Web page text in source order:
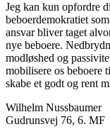
Jeg kan kun opfordre
beboerdemokratiet
ansvar bliver taget
nye beboere.
modløshed og
mobilisere os beboere
skabe et godt og rent
Wilhelm Nussbaumer
Gudrunsvej 76, 6. MF